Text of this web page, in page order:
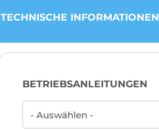
TECHNISCHE INFORMATIONEN
BETRIEBSANLEITUNGEN